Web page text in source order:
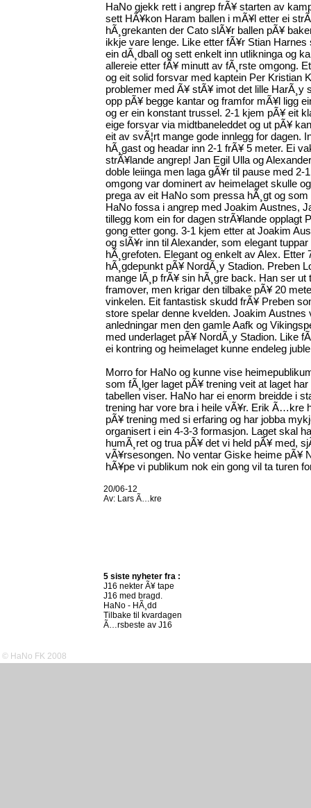
HaNo gjekk rett i angrep frÃ¥ starten av
sett HÃ¥kon Haram ballen i mÃ¥l etter ei
hÃ¸grekanten der Cato slÃ¥r ballen pÃ¥
ikkje vare lenge. Like etter fÃ¥r Stian
ein dÃ¸dball og sett enkelt inn utlikninga og
allereie etter fÃ¥ minutt av fÃ¸rste omgong.
og eit solid forsvar med kaptein Per Kristian
problemer med Ã¥ stÃ¥ imot det lille HarÃ¸y
opp pÃ¥ begge kantar og framfor mÃ¥l ligg
og er ein konstant trussel. 2-1 kjem pÃ¥ eit
eige forsvar via midtbaneleddet og ut pÃ¥
eit av svÃ¦rt mange gode innlegg for dagen.
hÃ¸gast og headar inn 2-1 frÃ¥ 5 meter. Ei
strÃ¥lande angrep! Jan Egil Ulla og
doble leiinga men laga gÃ¥r til pause med 2-
omgong var dominert av heimelaget skulle
prega av eit HaNo som pressa hÃ¸gt og
HaNo fossa i angrep med Joakim Austnes,
tillegg kom ein for dagen strÃ¥lande opplagt
gong etter gong. 3-1 kjem etter at Joakim
og slÃ¥r inn til Alexander, som elegant
hÃ¸grefoten. Elegant og enkelt av Alex. Etter
hÃ¸gdepunkt pÃ¥ NordÃ¸y Stadion. Preben
mange lÃ¸p frÃ¥ sin hÃ¸gre back. Han ser
framover, men krigar den tilbake pÃ¥ 20
vinkelen. Eit fantastisk skudd frÃ¥ Preben
store spelar denne kvelden. Joakim Austnes
anledningar men den gamle Aafk og
med underlaget pÃ¥ NordÃ¸y Stadion. Like
ei kontring og heimelaget kunne endeleg
Morro for HaNo og kunne vise
som fÃ¸lger laget pÃ¥ trening veit at laget
tabellen viser. HaNo har ei enorm breidde i
trening har vore bra i heile vÃ¥r. Erik Ã…kre
pÃ¥ trening med si erfaring og har jobba
organisert i ein 4-3-3 formasjon. Laget skal
humÃ¸ret og trua pÃ¥ det vi held pÃ¥ med,
vÃ¥rsesongen. No ventar Giske heime pÃ¥
hÃ¥pe vi publikum nok ein gong vil ta turen
20/06-12
Av: Lars Ã…kre
5 siste nyheter fra :
J16 nekter Ã¥ tape
J16 med bragd.
HaNo - HÃ¸dd
Tilbake til kvardagen
Ã…rsbeste av J16
© HaNo FK 2008